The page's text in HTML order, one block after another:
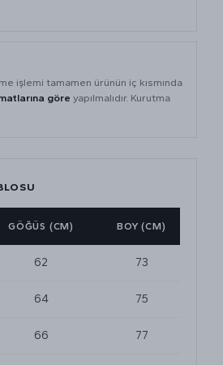
işlemi tamamen ürünün iç kısmında
göre yapılmalıdır. Kurutma
GÖĞÜS (CM) BOY (CM)
62 73
64 75
66 77